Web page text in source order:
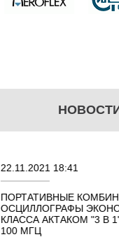
22.11.2021 18:41
ПОРТАТИВНЫЕ
ОСЦИЛЛОГРАФЫ
КЛАССА АКТАКОМ "3 В
100 МГЦ